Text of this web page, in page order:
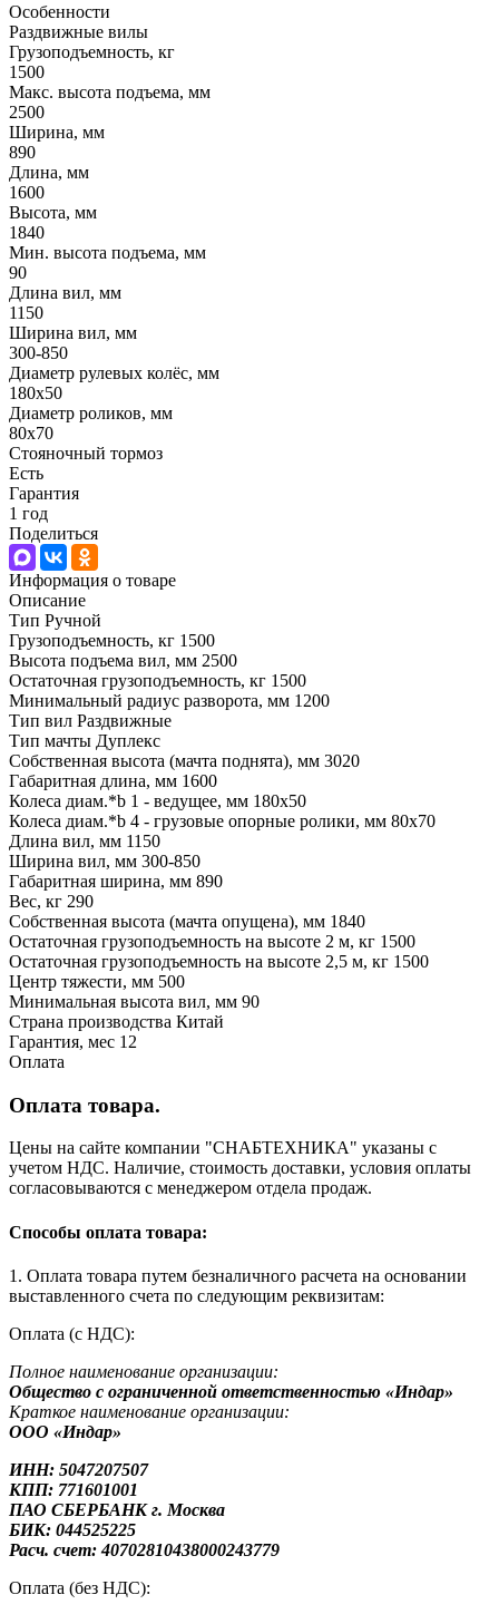
Особенности
Раздвижные вилы
Грузоподъемность, кг
1500
Макс. высота подъема, мм
2500
Ширина, мм
890
Длина, мм
1600
Высота, мм
1840
Мин. высота подъема, мм
90
Длина вил, мм
1150
Ширина вил, мм
300-850
Диаметр рулевых колёс, мм
180x50
Диаметр роликов, мм
80х70
Стояночный тормоз
Есть
Гарантия
1 год
Поделиться
Информация о товаре
Описание
Тип Ручной
Грузоподъемность, кг 1500
Высота подъема вил, мм 2500
Остаточная грузоподъемность, кг 1500
Минимальный радиус разворота, мм 1200
Тип вил Раздвижные
Тип мачты Дуплекс
Собственная высота (мачта поднята), мм 3020
Габаритная длина, мм 1600
Колеса диам.*b 1 - ведущее, мм 180х50
Колеса диам.*b 4 - грузовые опорные ролики, мм 80х70
Длина вил, мм 1150
Ширина вил, мм 300-850
Габаритная ширина, мм 890
Вес, кг 290
Собственная высота (мачта опущена), мм 1840
Остаточная грузоподъемность на высоте 2 м, кг 1500
Остаточная грузоподъемность на высоте 2,5 м, кг 1500
Центр тяжести, мм 500
Минимальная высота вил, мм 90
Страна производства Китай
Гарантия, мес 12
Оплата
Оплата товара.
Цены на сайте компании "СНАБТЕХНИКА" указаны с
учетом НДС. Наличие, стоимость доставки, условия оплаты
согласовываются с менеджером отдела продаж.
Способы оплата товара:
1. Оплата товара путем безналичного расчета на основании
выставленного счета по следующим реквизитам:
Оплата (с НДС):
Полное наименование организации:
Общество с ограниченной ответственностью «Индар»
Краткое наименование организации:
ООО «Индар»
ИНН: 5047207507
КПП: 771601001
ПАО СБЕРБАНК г. Москва
БИК: 044525225
Расч. счет: 40702810438000243779
Оплата (без НДС):